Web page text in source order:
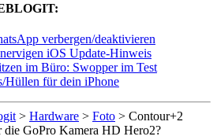
verbergen/deaktivieren
iOS Update-Hinweis
im Büro: Swopper im Test
Hüllen für dein iPhone
> Hardware > Foto > Contour+2
GoPro Kamera HD Hero2?